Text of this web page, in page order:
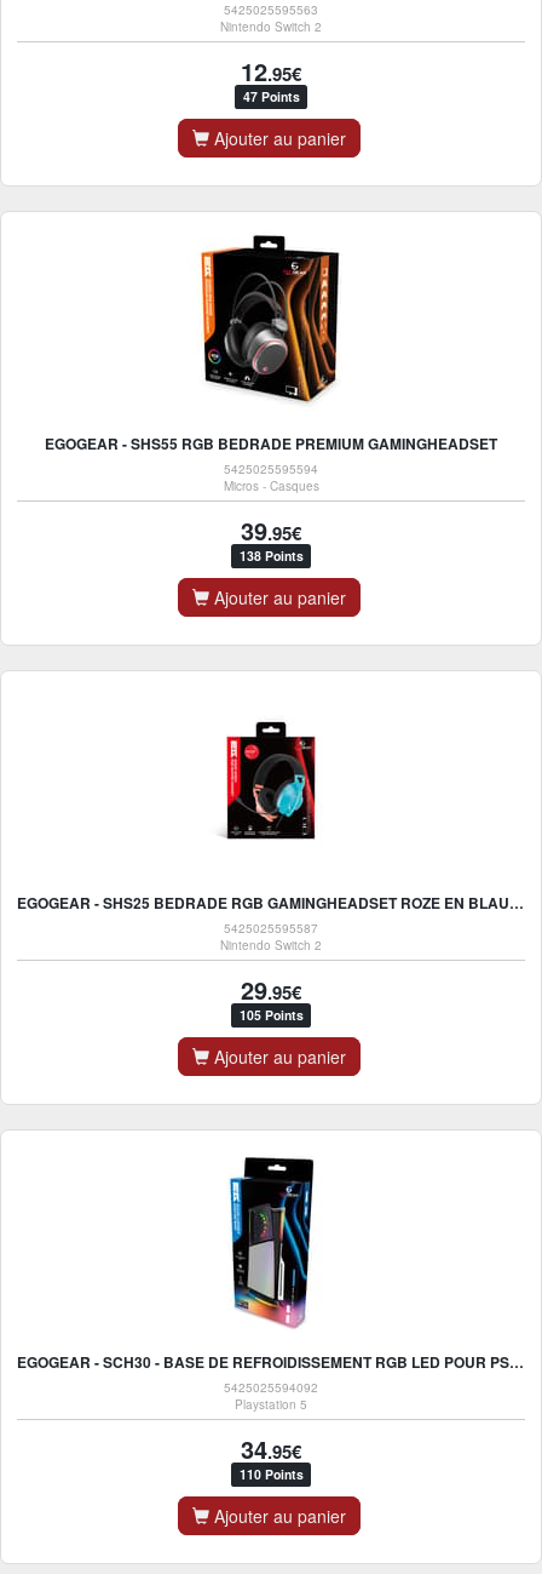
5425025595563
Nintendo Switch 2
12.95€
47 Points
Ajouter au panier
EGOGEAR - SHS55 RGB BEDRADE PREMIUM GAMINGHEADSET
5425025595594
Micros - Casques
39.95€
138 Points
Ajouter au panier
EGOGEAR - SHS25 BEDRADE RGB GAMINGHEADSET ROZE EN BLAUW VOOR SWITCH 2
5425025595587
Nintendo Switch 2
29.95€
105 Points
Ajouter au panier
EGOGEAR - SCH30 - BASE DE REFROIDISSEMENT RGB LED POUR PS5/PS5 SLIM
5425025594092
Playstation 5
34.95€
110 Points
Ajouter au panier